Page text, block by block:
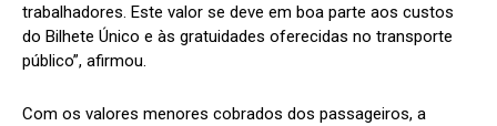
trabalhadores. Este valor se deve em boa parte aos custos
do Bilhete Único e às gratuidades oferecidas no transporte
público”, afirmou.
Com os valores menores cobrados dos passageiros, a